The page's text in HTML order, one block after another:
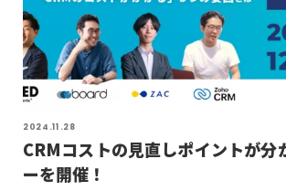
2024.11.28
CRMコストの見直しポイントが分
ーを開催！